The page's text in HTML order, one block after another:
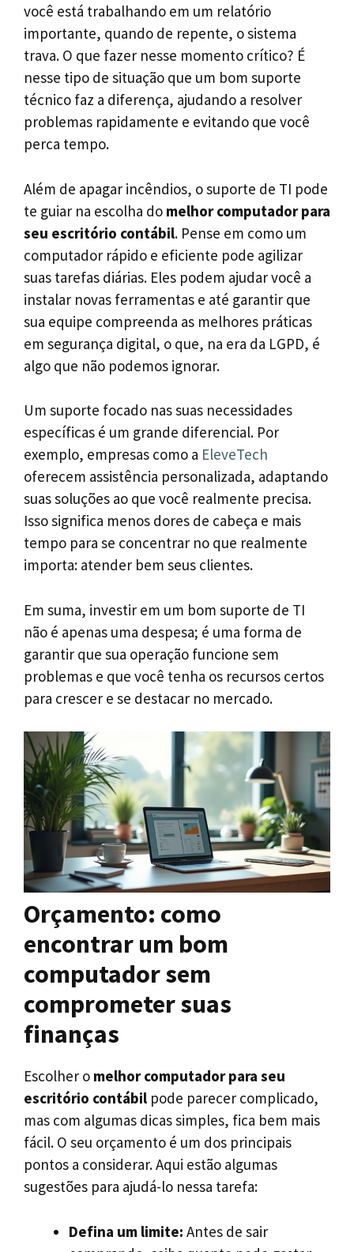
você está trabalhando em um relatório
importante, quando de repente, o sistema
trava. O que fazer nesse momento crítico? É
nesse tipo de situação que um bom suporte
técnico faz a diferença, ajudando a resolver
problemas rapidamente e evitando que você
perca tempo.
Além de apagar incêndios, o suporte de TI pode
te guiar na escolha do melhor computador para
seu escritório contábil. Pense em como um
computador rápido e eficiente pode agilizar
suas tarefas diárias. Eles podem ajudar você a
instalar novas ferramentas e até garantir que
sua equipe compreenda as melhores práticas
em segurança digital, o que, na era da LGPD, é
algo que não podemos ignorar.
Um suporte focado nas suas necessidades
específicas é um grande diferencial. Por
exemplo, empresas como a EleveTech
oferecem assistência personalizada, adaptando
suas soluções ao que você realmente precisa.
Isso significa menos dores de cabeça e mais
tempo para se concentrar no que realmente
importa: atender bem seus clientes.
Em suma, investir em um bom suporte de TI
não é apenas uma despesa; é uma forma de
garantir que sua operação funcione sem
problemas e que você tenha os recursos certos
para crescer e se destacar no mercado.
Orçamento: como
encontrar um bom
computador sem
comprometer suas
finanças
Escolher o melhor computador para seu
escritório contábil pode parecer complicado,
mas com algumas dicas simples, fica bem mais
fácil. O seu orçamento é um dos principais
pontos a considerar. Aqui estão algumas
sugestões para ajudá-lo nessa tarefa:
Defina um limite: Antes de sair